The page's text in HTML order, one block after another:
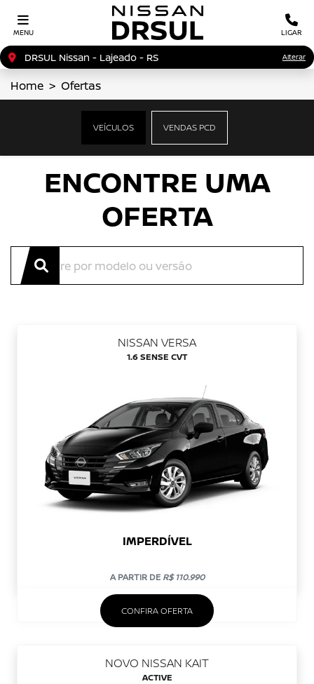
MENU LIGAR
DRSUL Nissan - Lajeado - RS Alterar
Home Ofertas
VEÍCULOS VENDAS PCD
OFERTAS NISSAN
Clique e solicite sua proposta.
ENCONTRE UMA
OFERTA
NISSAN VERSA
1.6 SENSE CVT
IMPERDÍVEL
A PARTIR DE R$ 110.990
CONFIRA OFERTA
NOVO NISSAN KAIT
ACTIVE